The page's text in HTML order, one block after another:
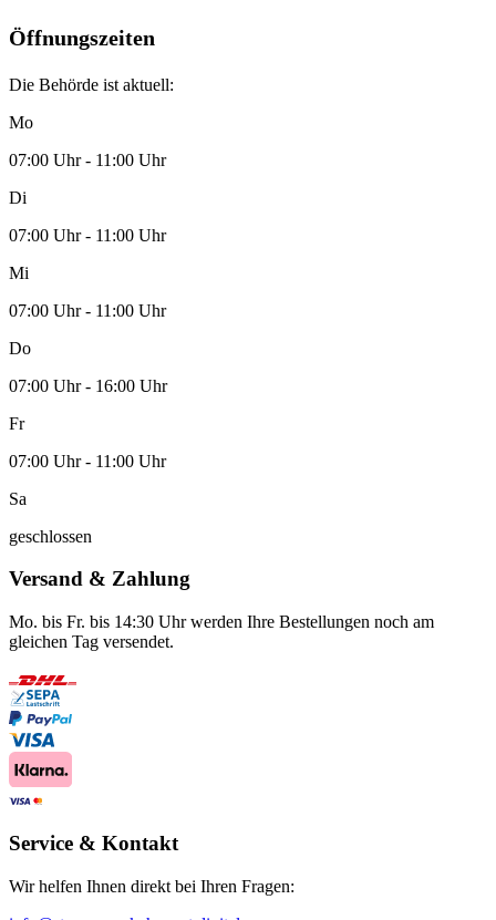
Öffnungszeiten
Die Behörde ist aktuell:
Mo
07:00 Uhr - 11:00 Uhr
Di
07:00 Uhr - 11:00 Uhr
Mi
07:00 Uhr - 11:00 Uhr
Do
07:00 Uhr - 16:00 Uhr
Fr
07:00 Uhr - 11:00 Uhr
Sa
geschlossen
Versand & Zahlung
Mo. bis Fr. bis 14:30 Uhr werden Ihre Bestellungen noch am
gleichen Tag versendet.
Service & Kontakt
Wir helfen Ihnen direkt bei Ihren Fragen: